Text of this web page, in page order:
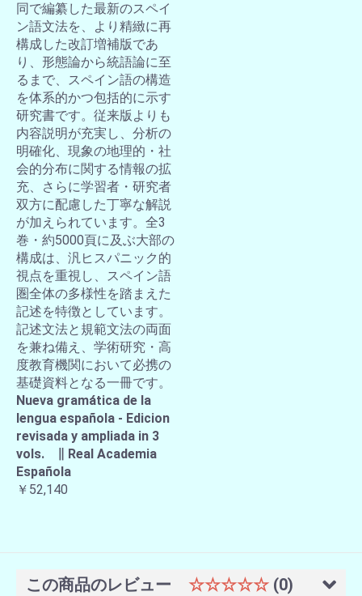
同で編纂した最新のスペイ
ン語文法を、より精緻に再
構成した改訂増補版であ
り、形態論から統語論に至
るまで、スペイン語の構造
を体系的かつ包括的に示す
研究書です。従来版よりも
内容説明が充実し、分析の
明確化、現象の地理的・社
会的分布に関する情報の拡
充、さらに学習者・研究者
双方に配慮した丁寧な解説
が加えられています。全3
巻・約5000頁に及ぶ大部の
構成は、汎ヒスパニック的
視点を重視し、スペイン語
圏全体の多様性を踏まえた
記述を特徴としています。
記述文法と規範文法の両面
を兼ね備え、学術研究・高
度教育機関において必携の
基礎資料となる一冊です。
Nueva gramática de la
lengua española - Edicion
revisada y ampliada in 3
vols. ∥ Real Academia
Española
￥52,140
この商品のレビュー ☆☆☆☆☆ (0)